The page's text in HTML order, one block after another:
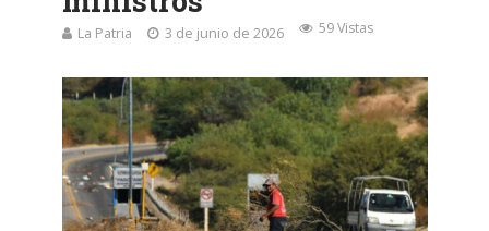
La Patria 3 de junio de 2026 59 Vistas